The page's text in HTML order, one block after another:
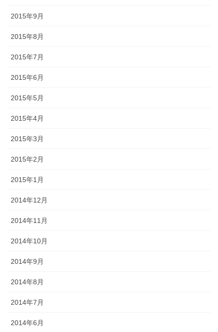
2015年9月
2015年8月
2015年7月
2015年6月
2015年5月
2015年4月
2015年3月
2015年2月
2015年1月
2014年12月
2014年11月
2014年10月
2014年9月
2014年8月
2014年7月
2014年6月